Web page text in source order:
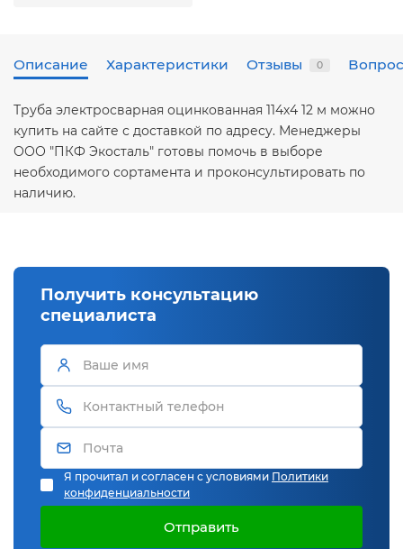
Описание Характеристики Отзывы 0
Труба электросварная оцинкованная 114х4 12 м можно
купить на сайте с доставкой по адресу. Менеджеры
ООО "ПКФ Экосталь" готовы помочь в выборе
необходимого сортамента и проконсультировать по
наличию.
Получить консультацию
специалиста
Я прочитал и согласен с условиями Политики
конфиденциальности
Отправить